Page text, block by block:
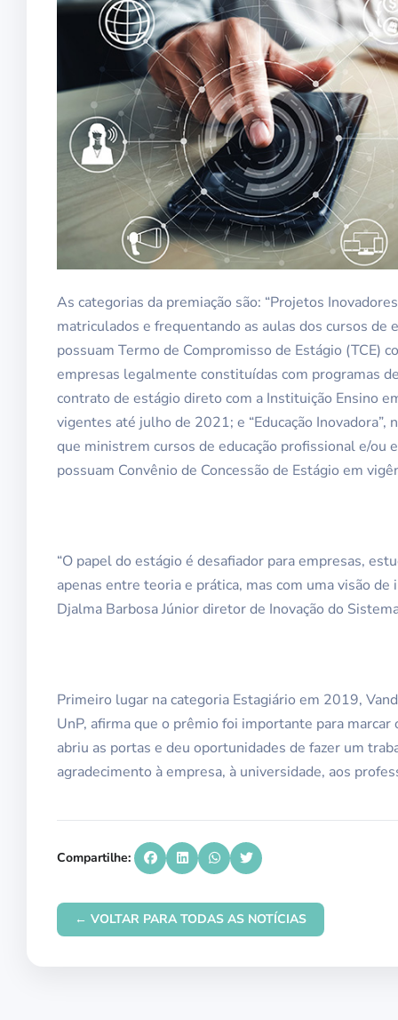
As categorias da premiação são: “Projetos
matriculados e frequentando as aulas dos cursos de
possuam Termo de Compromisso de Estágio (TCE)
empresas legalmente constituídas com programas
contrato de estágio direto com a Instituição Ensino
vigentes até julho de 2021; e “Educação
que ministrem cursos de educação profissional e/ou
possuam Convênio de Concessão de Estágio em
“O papel do estágio é desafiador para empresas,
apenas entre teoria e prática, mas com uma visão
Djalma Barbosa Júnior diretor de Inovação do
Primeiro lugar na categoria Estagiário em 2019,
UnP, afirma que o prêmio foi importante para
abriu as portas e deu oportunidades de fazer um
agradecimento à empresa, à universidade, aos
Compartilhe:
← VOLTAR PARA TODAS AS NOTÍCIAS